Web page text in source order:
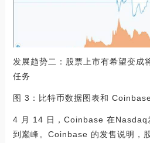
发展趋势二：股票上市有希望变成
任务
图 3：比特币数据图表和
4 月 14 日，Coinbase 在Nasdaq
到巅峰。Coinbase 的发售说明，